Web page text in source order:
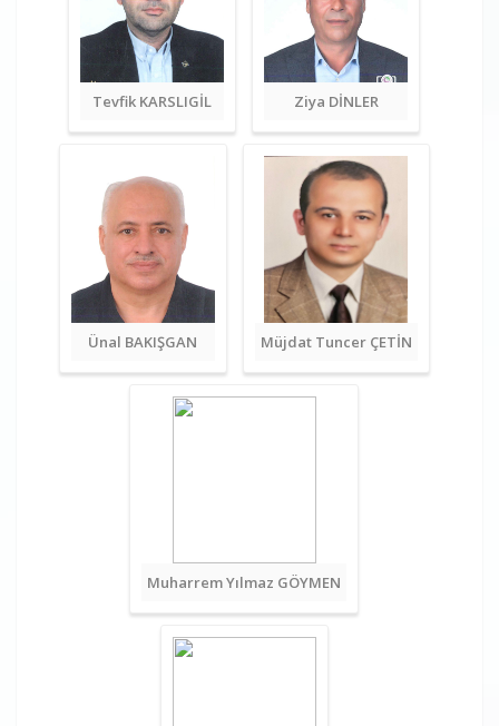
Tevfik KARSLIGİL Ziya DİNLER
Ünal BAKIŞGAN Müjdat Tuncer ÇETİN
Muharrem Yılmaz GÖYMEN